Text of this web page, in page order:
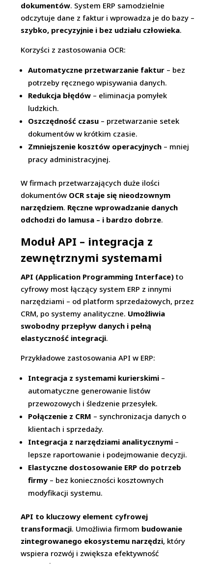
dokumentów. System ERP samodzielnie
odczytuje dane z faktur i wprowadza je do bazy –
szybko, precyzyjnie i bez udziału człowieka.
Korzyści z zastosowania OCR:
Automatyczne przetwarzanie faktur – bez
potrzeby ręcznego wpisywania danych.
Redukcja błędów – eliminacja pomyłek
ludzkich.
Oszczędność czasu – przetwarzanie setek
dokumentów w krótkim czasie.
Zmniejszenie kosztów operacyjnych – mniej
pracy administracyjnej.
W firmach przetwarzających duże ilości
dokumentów OCR staje się nieodzownym
narzędziem. Ręczne wprowadzanie danych
odchodzi do lamusa – i bardzo dobrze.
Moduł API – integracja z
zewnętrznymi systemami
API (Application Programming Interface) to
cyfrowy most łączący system ERP z innymi
narzędziami – od platform sprzedażowych, przez
CRM, po systemy analityczne. Umożliwia
swobodny przepływ danych i pełną
elastyczność integracji.
Przykładowe zastosowania API w ERP:
Integracja z systemami kurierskimi –
automatyczne generowanie listów
przewozowych i śledzenie przesyłek.
Połączenie z CRM – synchronizacja danych o
klientach i sprzedaży.
Integracja z narzędziami analitycznymi –
lepsze raportowanie i podejmowanie decyzji.
Elastyczne dostosowanie ERP do potrzeb
firmy – bez konieczności kosztownych
modyfikacji systemu.
API to kluczowy element cyfrowej
transformacji. Umożliwia firmom budowanie
zintegrowanego ekosystemu narzędzi, który
wspiera rozwój i zwiększa efektywność